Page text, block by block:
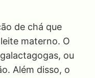
de chá que
materno. O
ou
Além disso, o